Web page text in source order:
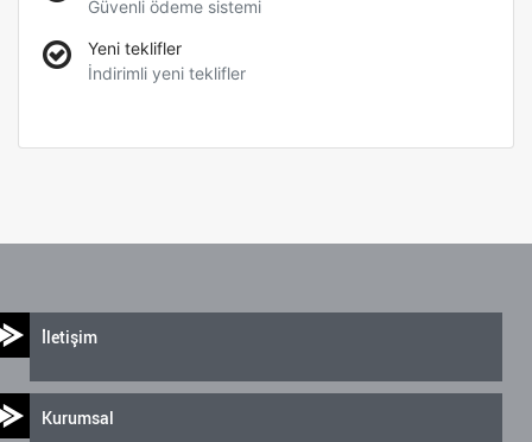
Güvenli ödeme sistemi
Yeni teklifler
İndirimli yeni teklifler
İletişim
Kurumsal